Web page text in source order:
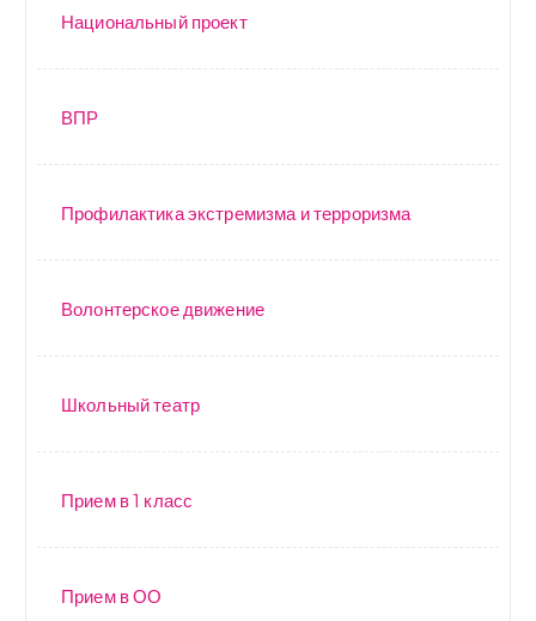
Национальный проект
ВПР
Профилактика экстремизма и терроризма
Волонтерское движение
Школьный театр
Прием в 1 класс
Прием в ОО